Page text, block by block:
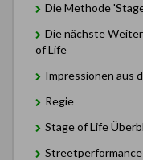
Die Methode
Die nächste
of Life
Impressionen aus
Regie
Stage of Life
Streetperformance